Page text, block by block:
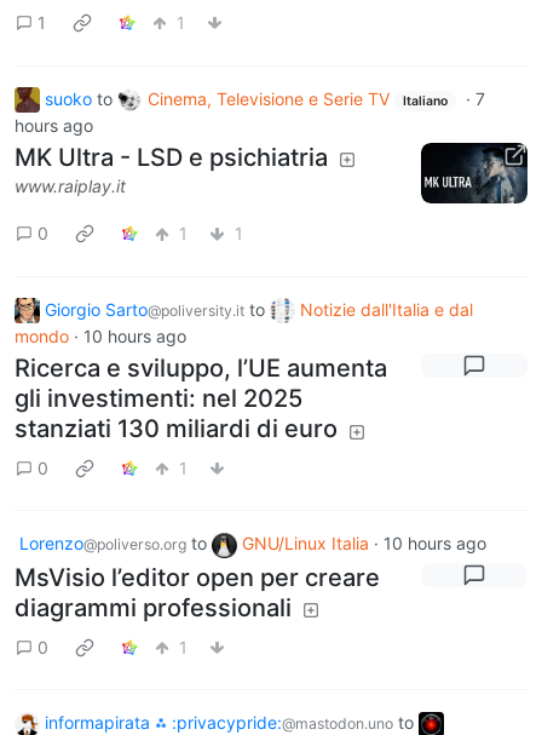
1 1
suoko to Cinema, Televisione e Serie TV Italiano · 7
hours ago
MK Ultra - LSD e psichiatria
www.raiplay.it
0 1 1
Giorgio Sarto@poliversity.it to
Notizie dall'Italia e dal
mondo · 10 hours ago
Ricerca e sviluppo, l’UE aumenta
gli investimenti: nel 2025
stanziati 130 miliardi di euro
0 1
Lorenzo@poliverso.org to GNU/Linux Italia · 10 hours ago
MsVisio l’editor open per creare
diagrammi professionali
0 1
informapirata ⁂ :privacypride:@mastodon.uno to